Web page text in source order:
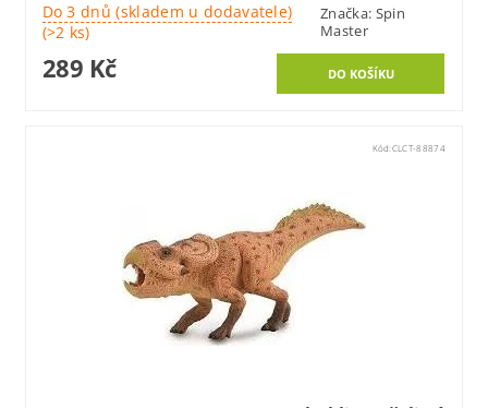
Do 3 dnů (skladem u dodavatele)
(>2 ks)
Značka: Spin
Master
289 Kč
Kód:CLCT-88874